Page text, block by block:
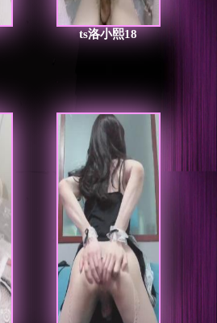
ts洛小熙18